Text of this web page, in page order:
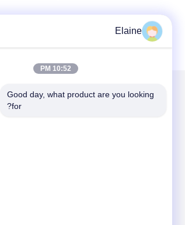
Elaine
10:52 PM
Good day, what product are you looking
for?